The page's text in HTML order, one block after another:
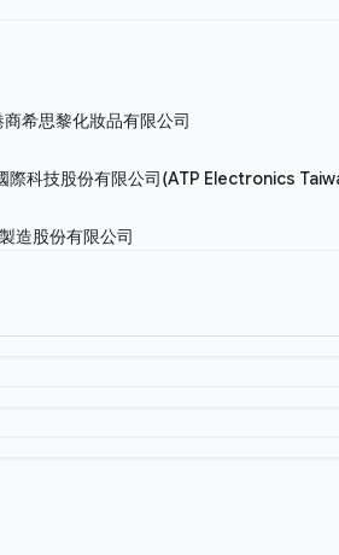
希思黎化妝品有限公司
際科技股份有限公司(ATP Electronics
造股份有限公司